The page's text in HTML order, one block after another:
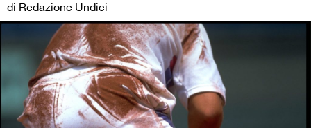
di Redazione Undici